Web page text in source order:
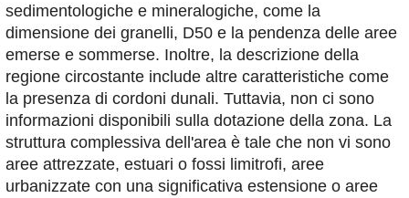
sedimentologiche e mineralogiche, come la
dimensione dei granelli, D50 e la pendenza delle aree
emerse e sommerse. Inoltre, la descrizione della
regione circostante include altre caratteristiche come
la presenza di cordoni dunali. Tuttavia, non ci sono
informazioni disponibili sulla dotazione della zona. La
struttura complessiva dell'area è tale che non vi sono
aree attrezzate, estuari o fossi limitrofi, aree
urbanizzate con una significativa estensione o aree